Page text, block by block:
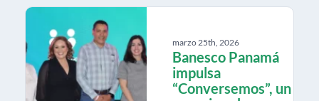
marzo 25th, 2026
Banesco Panamá
impulsa
“Conversemos”, un